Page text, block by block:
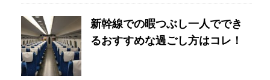
新幹線での暇つぶし一人ででき
るおすすめな過ごし方はコレ！